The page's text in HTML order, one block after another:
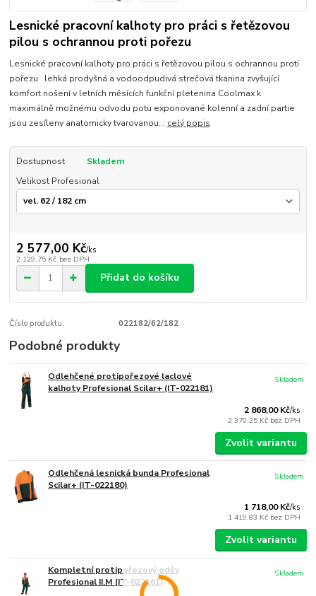
Lesnické pracovní kalhoty pro práci s řetězovou
pilou s ochrannou proti pořezu
Lesnické pracovní kalhoty pro práci s řetězovou pilou s ochrannou proti
pořezu lehká prodyšná a vodoodpudivá strečová tkanina zvyšující
komfort nošení v letních měsících funkční pletenina Coolmax k
maximálně možnému odvodu potu exponované kolenní a zadní partie
jsou zesíleny anatomicky tvarovanou... celý popis
Dostupnost
Skladem
Velikost Profesional
2 577,00 Kč/ks
2 129,75 Kč bez DPH
Přidat do košíku
Číslo produktu: 022182/62/182
Podobné produkty
Odlehčené protipořezové laclové
kalhoty Profesional Scilar+ (IT-022181)
2 868,00 Kč/ks
2 370,25 Kč bez DPH
Skladem
Zvolit variantu
Odlehčená lesnická bunda Profesional
Scilar+ (IT-022180)
1 718,00 Kč/ks
1 419,83 Kč bez DPH
Skladem
Zvolit variantu
Kompletní protipořezový oděv
Profesional II.M (IT-022161)
Skladem